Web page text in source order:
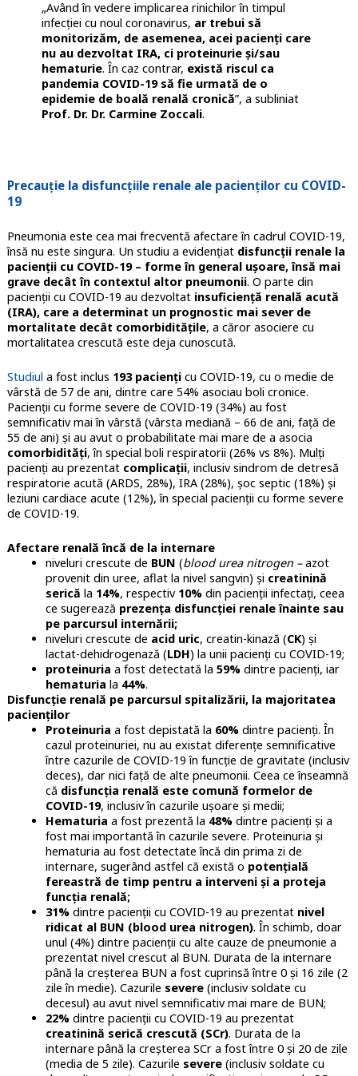
„Având în vedere implicarea rinichilor în timpul
infecției cu noul coronavirus, ar trebui să
monitorizăm, de asemenea, acei pacienți care
nu au dezvoltat IRA, ci proteinurie și/sau
hematurie. În caz contrar, există riscul ca
pandemia COVID-19 să fie urmată de o
epidemie de boală renală cronică”, a subliniat
Prof. Dr. Dr. Carmine Zoccali.
Precauție la disfuncțiile renale ale pacienților cu COVID-
19
Pneumonia este cea mai frecventă afectare în cadrul COVID-19,
însă nu este singura. Un studiu a evidențiat disfuncții renale la
pacienții cu COVID-19 – forme în general ușoare, însă mai
grave decât în contextul altor pneumonii. O parte din
pacienții cu COVID-19 au dezvoltat insuficiență renală acută
(IRA), care a determinat un prognostic mai sever de
mortalitate decât comorbiditățile, a căror asociere cu
mortalitatea crescută este deja cunoscută.
Studiul a fost inclus 193 pacienți cu COVID-19, cu o medie de
vârstă de 57 de ani, dintre care 54% asociau boli cronice.
Pacienții cu forme severe de COVID-19 (34%) au fost
semnificativ mai în vârstă (vârsta mediană – 66 de ani, față de
55 de ani) și au avut o probabilitate mai mare de a asocia
comorbidități, în special boli respiratorii (26% vs 8%). Mulți
pacienți au prezentat complicații, inclusiv sindrom de detresă
respiratorie acută (ARDS, 28%), IRA (28%), șoc septic (18%) și
leziuni cardiace acute (12%), în special pacienții cu forme severe
de COVID-19.
Afectare renală încă de la internare
niveluri crescute de BUN (blood urea nitrogen –azot
provenit din uree, aflat la nivel sangvin) și creatinină
serică la 14%, respectiv10%din pacienții infectați, ceea
ce sugerează prezența disfuncției renale înainte sau
pe parcursul internării;
niveluri crescute de acid uric, creatin-kinază (CK) și
lactat-dehidrogenază (LDH) la unii pacienți cu COVID-19;
proteinuria a fost detectată la 59%dintre pacienți, iar
hematuria la 44%.
Disfuncție renală pe parcursul spitalizării, la majoritatea
pacienților
Proteinuria a fost depistată la 60%dintre pacienți. În
cazul proteinuriei, nu au existat diferențe semnificative
între cazurile de COVID-19 în funcție de gravitate (inclusiv
deces), dar nici față de alte pneumonii. Ceea ce înseamnă
că disfuncția renală este comună formelor de
COVID-19, inclusiv în cazurile ușoare și medii;
Hematuria a fost prezentă la 48%dintre pacienți și a
fost mai importantă în cazurile severe. Proteinuria și
hematuria au fost detectate încă din prima zi de
internare, sugerând astfel că există o potențială
fereastră de timp pentru a interveni și a proteja
funcția renală;
31%dintre pacienții cu COVID-19 au prezentat nivel
ridicat al BUN (blood urea nitrogen). În schimb, doar
unul (4%) dintre pacienții cu alte cauze de pneumonie a
prezentat nivel crescut al BUN. Durata de la internare
până la creșterea BUN a fost cuprinsă între 0 și 16 zile (2
zile în medie). Cazurile severe(inclusiv soldate cu
decesul) au avut nivel semnificativ mai mare de BUN;
22%dintre pacienții cu COVID-19 au prezentat
creatinină serică crescută (SCr). Durata de la
internare până la creșterea SCr a fost între 0 și 20 de zile
(media de 5 zile). Cazurile severe(inclusiv soldate cu